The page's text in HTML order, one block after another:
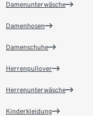
Damenunterwäsche
Damenhosen
Damenschuhe
Herrenpullover
Herrenunterwäsche
Kinderkleidung